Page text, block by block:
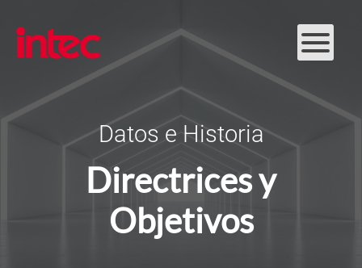
Skip to main content
Datos e Historia
Directrices y
Objetivos